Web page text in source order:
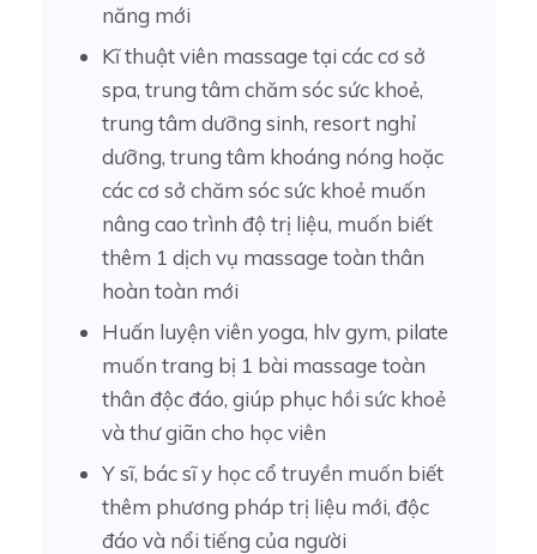
năng mới
Kĩ thuật viên massage tại các cơ sở
spa, trung tâm chăm sóc sức khoẻ,
trung tâm dưỡng sinh, resort nghỉ
dưỡng, trung tâm khoáng nóng hoặc
các cơ sở chăm sóc sức khoẻ muốn
nâng cao trình độ trị liệu, muốn biết
thêm 1 dịch vụ massage toàn thân
hoàn toàn mới
Huấn luyện viên yoga, hlv gym, pilate
muốn trang bị 1 bài massage toàn
thân độc đáo, giúp phục hồi sức khoẻ
và thư giãn cho học viên
Y sĩ, bác sĩ y học cổ truyền muốn biết
thêm phương pháp trị liệu mới, độc
đáo và nổi tiếng của người